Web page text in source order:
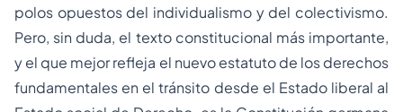
polos opuestos del individualismo y del colectivismo.
Pero, sin duda, el texto constitucional más importante,
y el que mejor refleja el nuevo estatuto de los derechos
fundamentales en el tránsito desde el Estado liberal al